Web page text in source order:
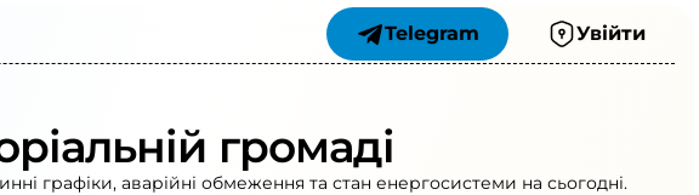
Telegram Увійти
громаді
графіки, аварійні обмеження та стан енергосистеми на сьогодні.